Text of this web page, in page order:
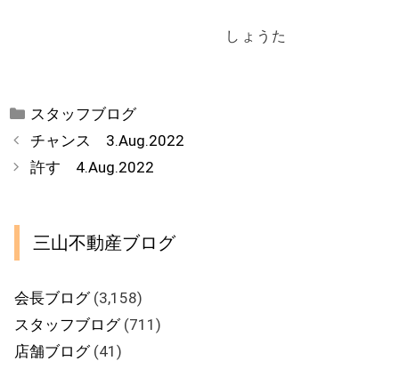
しょうた
カ
テ
リ
スタッフブログ
チャンス 3.Aug.2022
許す 4.Aug.2022
三山不動産ブログ
会長ブログ(3,158)
スタッフブログ(711)
店舗ブログ(41)